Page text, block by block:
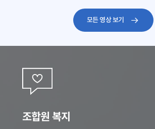
모든 영상 보기
조합원 복지